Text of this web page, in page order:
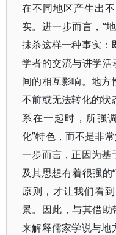
在不同地区产生出
实。进一步而言，“
抹杀这样一种事实：
学者的交流与讲学活
间的相互影响。地
不前或无法转化的状
系在一起时，所强
化”特色，而不是非
一步而言，正因为基
及其思想有着很强的
原则，才让我们看
景。因此，与其借助
来解释儒家学说与地